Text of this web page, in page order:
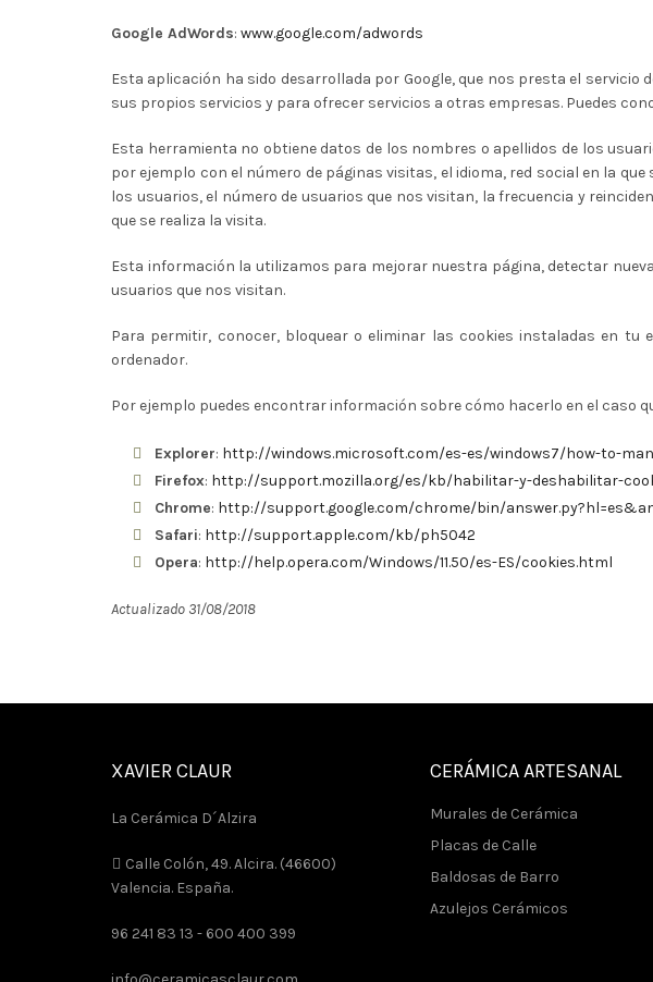
Google AdWords: www.google.com/adwords
Esta aplicación ha sido desarrollada por Google, que nos presta el
sus propios servicios y para ofrecer servicios a otras empresas. Puedes
Esta herramienta no obtiene datos de los nombres o apellidos de los
por ejemplo con el número de páginas visitas, el idioma, red social en la
los usuarios, el número de usuarios que nos visitan, la frecuencia y
que se realiza la visita.
Esta información la utilizamos para mejorar nuestra página, detectar
usuarios que nos visitan.
Para permitir, conocer, bloquear o eliminar las cookies instaladas en tu
ordenador.
Por ejemplo puedes encontrar información sobre cómo hacerlo en el caso
Explorer: http://windows.microsoft.com/es-es/windows7/how-to-
Firefox: http://support.mozilla.org/es/kb/habilitar-y-deshabilitar-
Chrome: http://support.google.com/chrome/bin/
Safari: http://support.apple.com/kb/ph5042
Opera: http://help.opera.com/Windows/11.50/es-ES/cookies.html
Actualizado 31/08/2018
XAVIER CLAUR
La Cerámica D´Alzira
Calle Colón, 49. Alcira. (46600)
Valencia. España.
96 241 83 13 - 600 400 399
CERÁMICA ARTESANAL
Murales de Cerámica
Placas de Calle
Baldosas de Barro
Azulejos Cerámicos